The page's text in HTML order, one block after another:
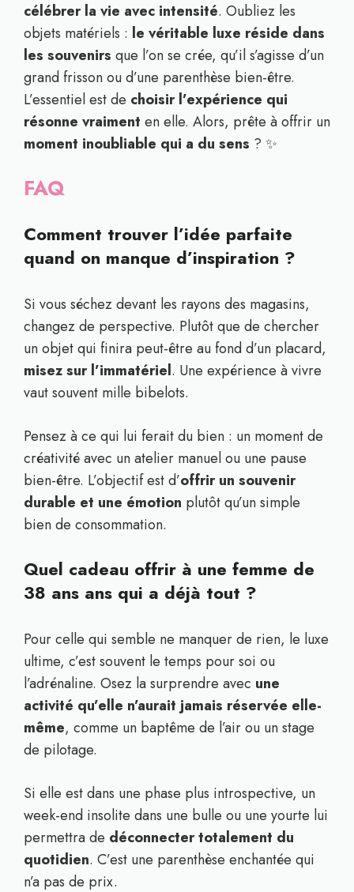
célébrer la vie avec intensité. Oubliez les
objets matériels : le véritable luxe réside dans
les souvenirs que l’on se crée, qu’il s’agisse d’un
grand frisson ou d’une parenthèse bien-être.
L’essentiel est de choisir l’expérience qui
résonne vraiment en elle. Alors, prête à offrir un
moment inoubliable qui a du sens ? ✨
FAQ
Comment trouver l’idée parfaite
quand on manque d’inspiration ?
Si vous séchez devant les rayons des magasins,
changez de perspective. Plutôt que de chercher
un objet qui finira peut-être au fond d’un placard,
misez sur l’immatériel. Une expérience à vivre
vaut souvent mille bibelots.
Pensez à ce qui lui ferait du bien : un moment de
créativité avec un atelier manuel ou une pause
bien-être. L’objectif est d’offrir un souvenir
durable et une émotion plutôt qu’un simple
bien de consommation.
Quel cadeau offrir à une femme de
38 ans ans qui a déjà tout ?
Pour celle qui semble ne manquer de rien, le luxe
ultime, c’est souvent le temps pour soi ou
l’adrénaline. Osez la surprendre avec une
activité qu’elle n’aurait jamais réservée elle-
même, comme un baptême de l’air ou un stage
de pilotage.
Si elle est dans une phase plus introspective, un
week-end insolite dans une bulle ou une yourte lui
permettra de déconnecter totalement du
quotidien. C’est une parenthèse enchantée qui
n’a pas de prix.